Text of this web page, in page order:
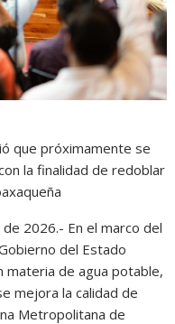
que próximamente se
la finalidad de redoblar
2026.- En el marco del
del Estado
materia de agua potable,
mejora la calidad de
Metropolitana de